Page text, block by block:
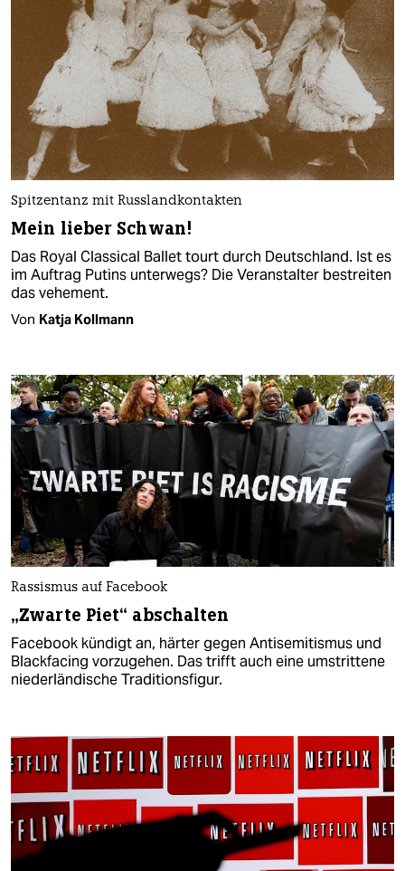
Spitzentanz mit Russlandkontakten
Mein lieber Schwan!
Das Royal Classical Ballet tourt durch Deutschland. Ist es
im Auftrag Putins unterwegs? Die Veranstalter bestreiten
das vehement.
Von Katja Kollmann
Rassismus auf Facebook
„Zwarte Piet“ abschalten
Facebook kündigt an, härter gegen Antisemitismus und
Blackfacing vorzugehen. Das trifft auch eine umstrittene
niederländische Traditionsfigur.